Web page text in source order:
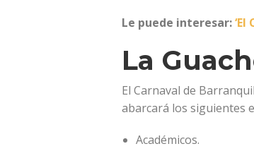
Le puede interesar:
La
El Carnaval de
abarcará los siguientes
Académicos.